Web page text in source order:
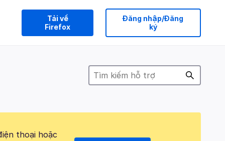
Tải về
Firefox
Đăng nhập/Đăng
ký
thoại hoặc